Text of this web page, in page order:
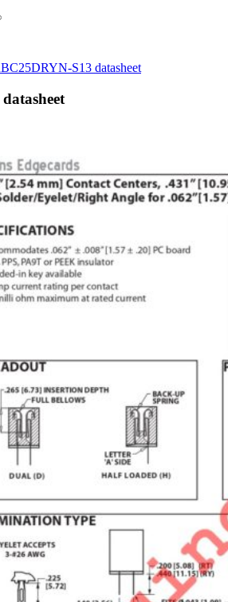
S13 datasheet